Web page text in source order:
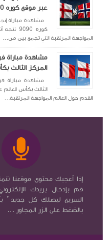
عبر موقع كوره 9090
مشاهدة مباراة
كوره
المواجهة المرتقبة التي تجمع بين من...
مشاهدة مباراة
المركز الثالث
مشاهدة مباراة
القدم حول العالم المواجهة المرتقبة...
إذا أعجبك محتوى موقعنا
السريع ليصلك كل جديد
بالضغط على الزر المجاور ...